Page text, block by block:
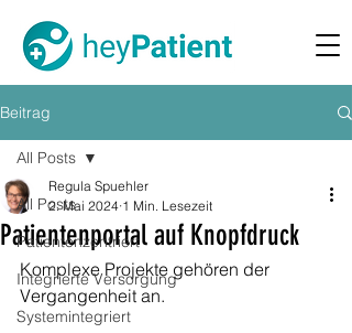
Beitrag
All Posts
Patientenzentriert
Integrierte Versorgung
Systemintegriert
All Posts
Patientenportal auf Knopfdruck
Regula Spuehler
2. Mai 2024 1 Min. Lesezeit
Komplexe Projekte gehören der
Vergangenheit an.